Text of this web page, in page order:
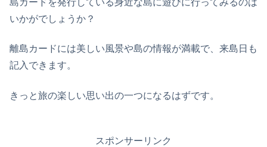
いかがでしょうか？
離島カードには美しい風景や島の情報が満載で、来島日も
記入できます。
きっと旅の楽しい思い出の一つになるはずです。
スポンサーリンク